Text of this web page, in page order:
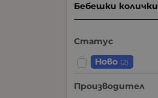
Бебешки колички
Статус
Ново (2)
Производител